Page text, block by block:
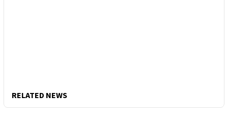
RELATED NEWS